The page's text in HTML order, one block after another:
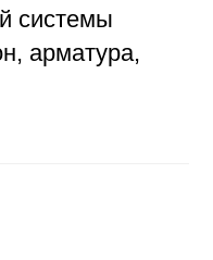
системы
арматура,